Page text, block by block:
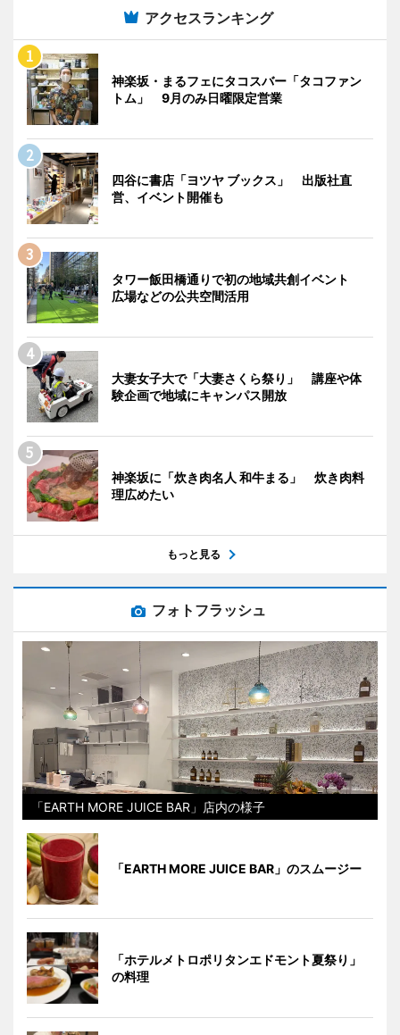
アクセスランキング
神楽坂・まるフェにタコスバー「タコファン
トム」 9月のみ日曜限定営業
四谷に書店「ヨツヤ ブックス」 出版社直
営、イベント開催も
タワー飯田橋通りで初の地域共創イベント
広場などの公共空間活用
大妻女子大で「大妻さくら祭り」 講座や体
験企画で地域にキャンパス開放
神楽坂に「炊き肉名人 和牛まる」 炊き肉料
理広めたい
もっと見る
フォトフラッシュ
「EARTH MORE JUICE BAR」店内の様子
「EARTH MORE JUICE BAR」のスムージー
「ホテルメトロポリタンエドモント夏祭り」
の料理